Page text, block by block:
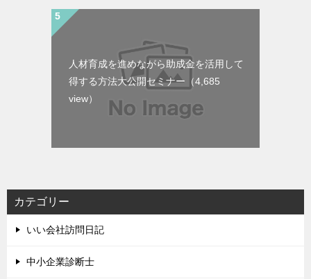
人材育成を進めながら助成金を活用して
得する方法大公開セミナー （4,685
view）
カテゴリー
いい会社訪問日記
中小企業診断士